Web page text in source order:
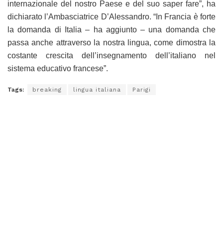
internazionale del nostro Paese e del suo saper fare”, ha
dichiarato l’Ambasciatrice D’Alessandro. “In Francia è forte
la domanda di Italia – ha aggiunto – una domanda che
passa anche attraverso la nostra lingua, come dimostra la
costante crescita dell’insegnamento dell’italiano nel
sistema educativo francese”.
Tags: breaking lingua italiana Parigi